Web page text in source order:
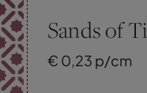
Sands of
€ 0,23 p/cm